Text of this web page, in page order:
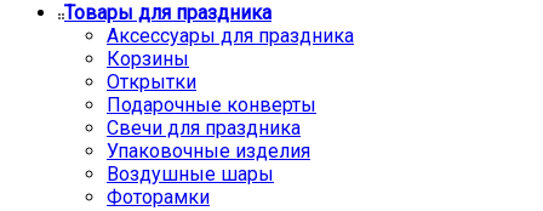
Товары для праздника
Аксессуары для праздника
Корзины
Открытки
Подарочные конверты
Свечи для праздника
Упаковочные изделия
Воздушные шары
Фоторамки